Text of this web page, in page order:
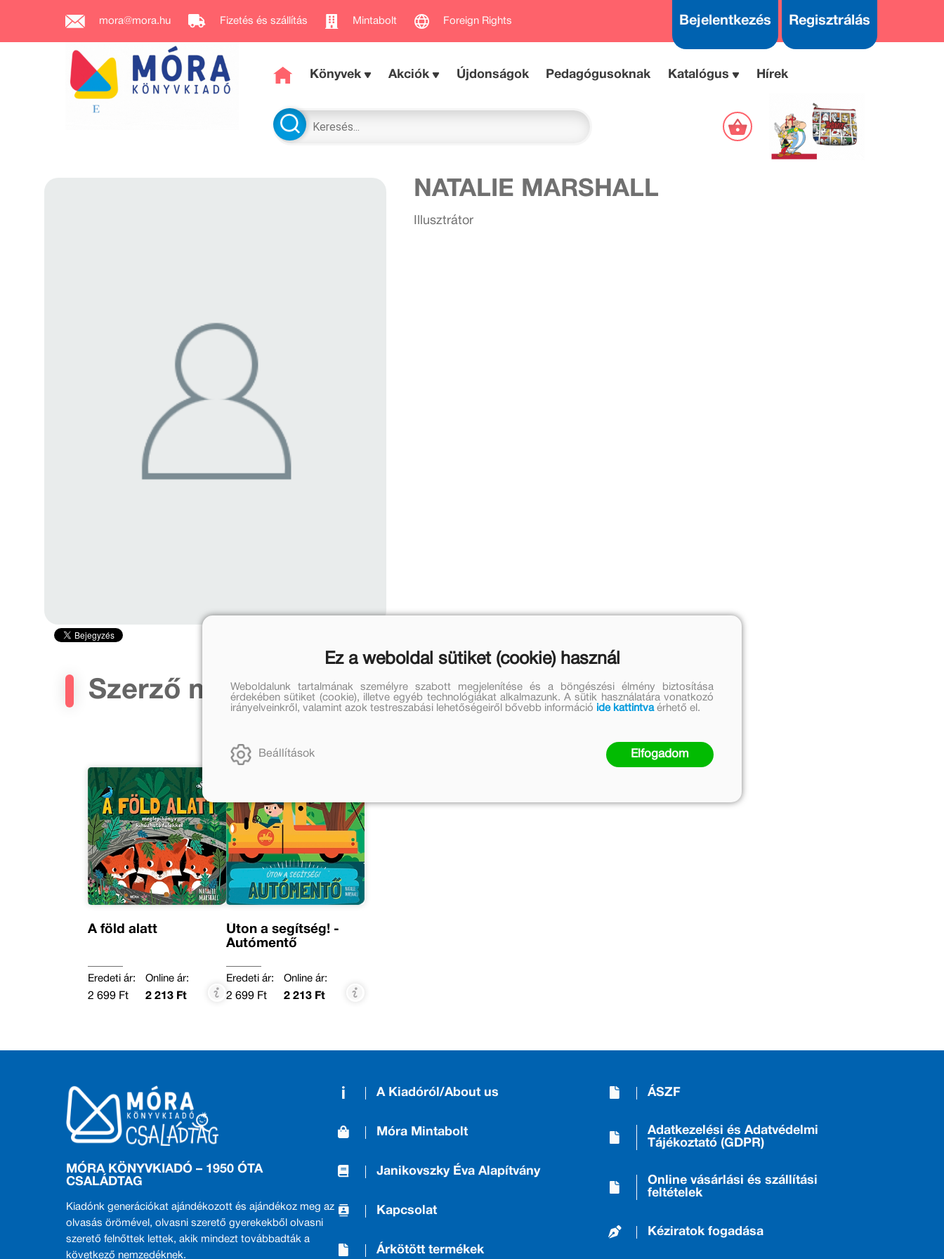
mora@mora.hu Fizetés és szállítás Mintabolt Foreign Rights Bejelentkezés Regisztrálás
Könyvek Akciók Újdonságok Pedagógusoknak Katalógus Hírek
NATALIE MARSHALL
Illusztrátor
Szerző művei
A föld alatt
Eredeti ár:
2 699 Ft
Online ár:
2 213 Ft
Úton a segítség! -
Autómentő
Eredeti ár:
2 699 Ft
Online ár:
2 213 Ft
MÓRA KÖNYVKIADÓ – 1950 ÓTA
CSALÁDTAG
Kiadónk generációkat ajándékozott és ajándékoz meg az
olvasás örömével, olvasni szerető gyerekekből olvasni
szerető felnőttek lettek, akik mindezt továbbadták a
következő nemzedéknek.
A Kiadóról/About us
Móra Mintabolt
Janikovszky Éva Alapítvány
Kapcsolat
Árkötött termékek
ÁSZF
Adatkezelési és Adatvédelmi
Tájékoztató (GDPR)
Online vásárlási és szállítási
feltételek
Kéziratok fogadása
Ez a weboldal sütiket (cookie) használ
Weboldalunk tartalmának személyre szabott megjelenítése és a böngészési élmény biztosítása
érdekében sütiket (cookie), illetve egyéb technológiákat alkalmazunk. A sütik használatára vonatkozó
irányelveinkről, valamint azok testreszabási lehetőségeiről bővebb információ ide kattintvaérhető el.
Beállítások Elfogadom